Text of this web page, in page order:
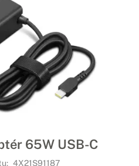
65W USB-C
4X21S91187